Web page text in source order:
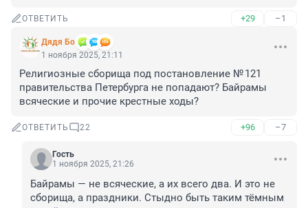
ОТВЕТИТЬ +29 –1
Дядя Бо
1 ноября 2025, 21:11
Религиозные сборища под постановление № 121
правительства Петербурга не попадают? Байрамы
всяческие и прочие крестные ходы?
ОТВЕТИТЬ 22 +96 –7
Гость
1 ноября 2025, 21:26
Байрамы — не всяческие, а их всего два. И это не
сборища, а праздники. Стыдно быть таким тёмным